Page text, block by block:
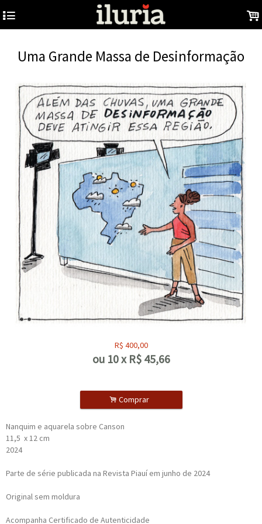
4 .
Uma Grande Massa de Desinformação
R$ 400,00
ou 10x R$ 45,66
. Comprar
Nanquim e aquarela sobre Canson
11,5 x 12 cm
2024
Parte de série publicada na Revista Piauí em junho de 2024
Original sem moldura
Acompanha Certificado de Autenticidade